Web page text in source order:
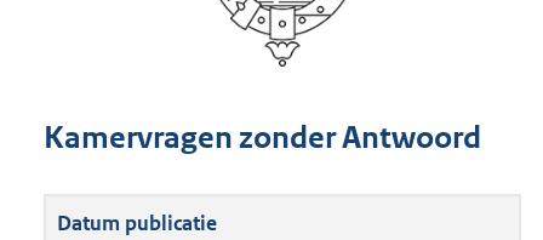
Kamervragen zonder Antwoord